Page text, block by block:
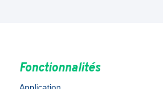
Fonctionnalités